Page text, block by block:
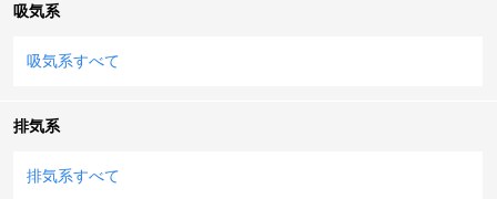
吸気系
吸気系すべて
排気系
排気系すべて